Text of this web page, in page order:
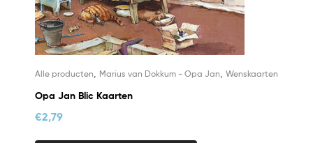
Alle producten Marius van Dokkum - Opa Jan Wenskaarten
Opa Jan Blic Kaarten
€2,79